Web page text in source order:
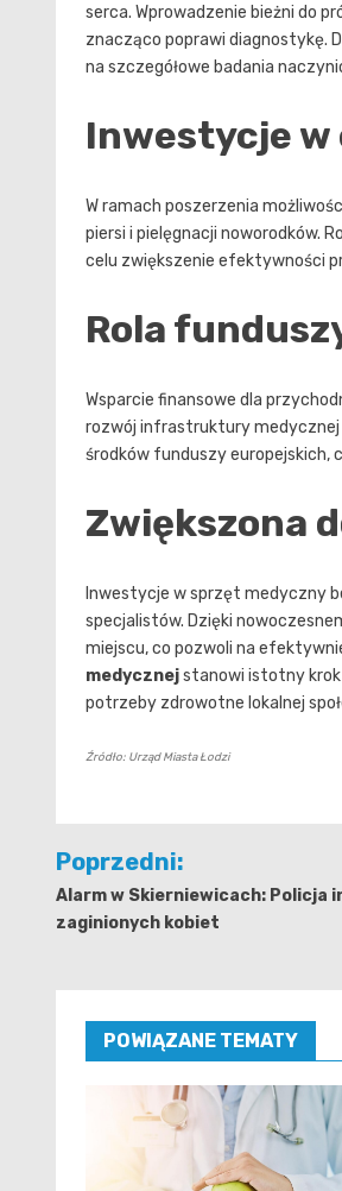
serca. Wprowadzenie bieżni do
znacząco poprawi diagnostykę.
na szczegółowe badania
Inwestycje
W ramach poszerzenia
piersi i pielęgnacji noworodków.
celu zwiększenie efektywności
Rola
Wsparcie finansowe dla
rozwój infrastruktury medycznej
środków funduszy europejskich,
Zwiększona
Inwestycje w sprzęt medyczny
specjalistów. Dzięki
miejscu, co pozwoli na
medycznejstanowi istotny krok
potrzeby zdrowotne lokalnej
Źródło: Urząd Miasta Łodzi
Nawigacja
wpisu
Poprzedni:
Alarm w Skierniewicach: Policja
zaginionych kobiet
POWIĄZANE TEMATY